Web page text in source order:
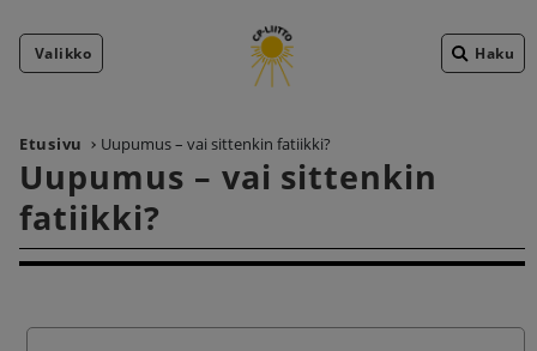
Valikko Haku
Etusivu Uupumus – vai sittenkin fatiikki?
Uupumus – vai sittenkin
fatiikki?